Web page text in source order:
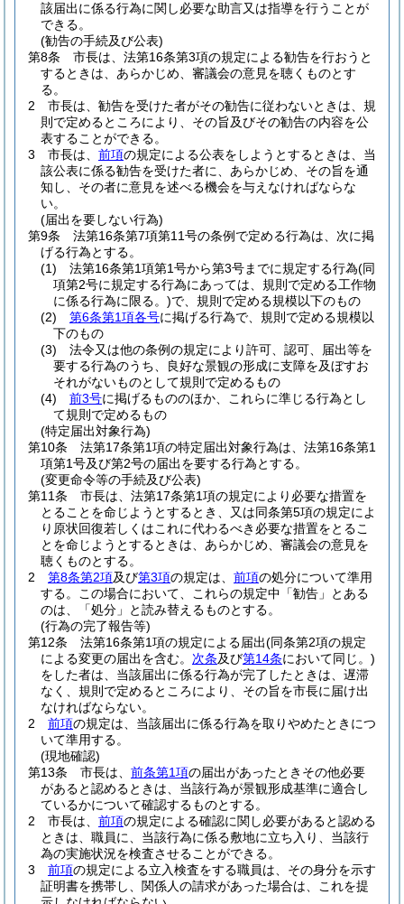
該届出に係る行為に関し必要な助言又は指導を行うことが
できる。
(勧告の手続及び公表)
第8条
市長は、法第16条第3項の規定による勧告を行おうと
するときは、あらかじめ、審議会の意見を聴くものとす
る。
2
市長は、勧告を受けた者がその勧告に従わないときは、規
則で定めるところにより、その旨及びその勧告の内容を公
表することができる。
3
市長は、 前項の規定による公表をしようとするときは、当
該公表に係る勧告を受けた者に、あらかじめ、その旨を通
知し、その者に意見を述べる機会を与えなければならな
い。
(届出を要しない行為)
第9条
法第16条第7項第11号の条例で定める行為は、次に掲
げる行為とする。
(1)
法第16条第1項第1号から第3号までに規定する行為(同
項第2号に規定する行為にあっては、規則で定める工作物
に係る行為に限る。)で、規則で定める規模以下のもの
(2)
第6条第1項各号に掲げる行為で、規則で定める規模以
下のもの
(3)
法令又は他の条例の規定により許可、認可、届出等を
要する行為のうち、良好な景観の形成に支障を及ぼすお
それがないものとして規則で定めるもの
(4)
前3号に掲げるもののほか、これらに準じる行為とし
て規則で定めるもの
(特定届出対象行為)
第10条
法第17条第1項の特定届出対象行為は、法第16条第1
項第1号及び第2号の届出を要する行為とする。
(変更命令等の手続及び公表)
第11条
市長は、法第17条第1項の規定により必要な措置を
とることを命じようとするとき、又は同条第5項の規定によ
り原状回復若しくはこれに代わるべき必要な措置をとるこ
とを命じようとするときは、あらかじめ、審議会の意見を
聴くものとする。
2
第8条第2項及び第3項の規定は、 前項の処分について準用
する。
この場合において、これらの規定中「勧告」とある
のは、「処分」と読み替えるものとする。
(行為の完了報告等)
第12条
法第16条第1項の規定による届出(同条第2項の規定
による変更の届出を含む。 次条及び第14条において同じ。)
をした者は、当該届出に係る行為が完了したときは、遅滞
なく、規則で定めるところにより、その旨を市長に届け出
なければならない。
2
前項の規定は、当該届出に係る行為を取りやめたときにつ
いて準用する。
(現地確認)
第13条
市長は、 前条第1項の届出があったときその他必要
があると認めるときは、当該行為が景観形成基準に適合し
ているかについて確認するものとする。
2
市長は、 前項の規定による確認に関し必要があると認める
ときは、職員に、当該行為に係る敷地に立ち入り、当該行
為の実施状況を検査させることができる。
3
前項の規定による立入検査をする職員は、その身分を示す
証明書を携帯し、関係人の請求があった場合は、これを提